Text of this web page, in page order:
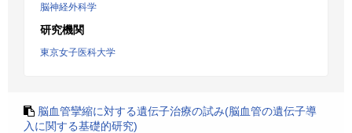
脳神経外科学
研究機関
東京女子医科大学
脳血管攣縮に対する遺伝子治療の試み(脳血管の遺伝子導
入に関する基礎的研究)